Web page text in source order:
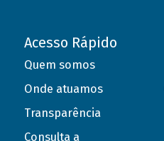
Acesso Rápido
Quem somos
Onde atuamos
Transparência
Consulta a